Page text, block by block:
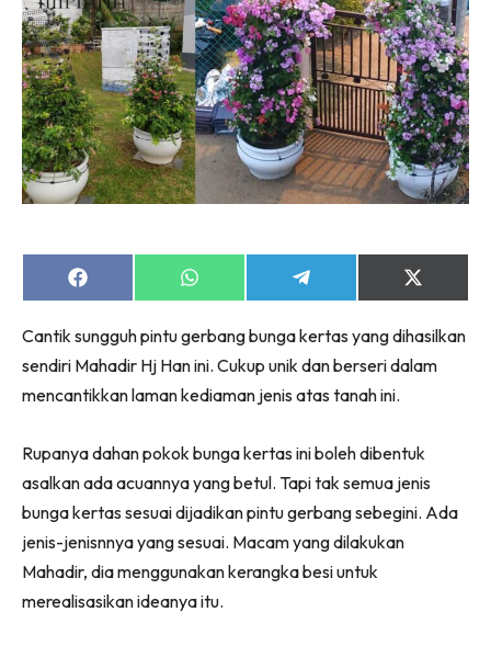
Bilik Air
Bilik Tidur
Dapur
Ruang Makan
Make Over
Bilik Air
Bilik Tidur
Ruang Makan
Ruang Tamu
Menarik Lagi
Casa Impiana
Impiana Makeover
Destinasi
Hotel
Kafe
Hartanah
High Rise
Landed
Share
on
Share
on
Share
on
Share
on
(Twitter)
Cantik sungguh pintu gerbang bunga kertas yang dihasilkan
sendiri Mahadir Hj Han ini. Cukup unik dan berseri dalam
mencantikkan laman kediaman jenis atas tanah ini.
Rupanya dahan pokok bunga kertas ini boleh dibentuk
asalkan ada acuannya yang betul. Tapi tak semua jenis
bunga kertas sesuai dijadikan pintu gerbang sebegini. Ada
jenis-jenisnnya yang sesuai. Macam yang dilakukan
Mahadir, dia menggunakan kerangka besi untuk
merealisasikan ideanya itu.